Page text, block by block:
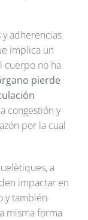
adherencias
implica un
cuerpo no ha
pierde
congestión y
por la cual
a
impactar en
y también
misma forma